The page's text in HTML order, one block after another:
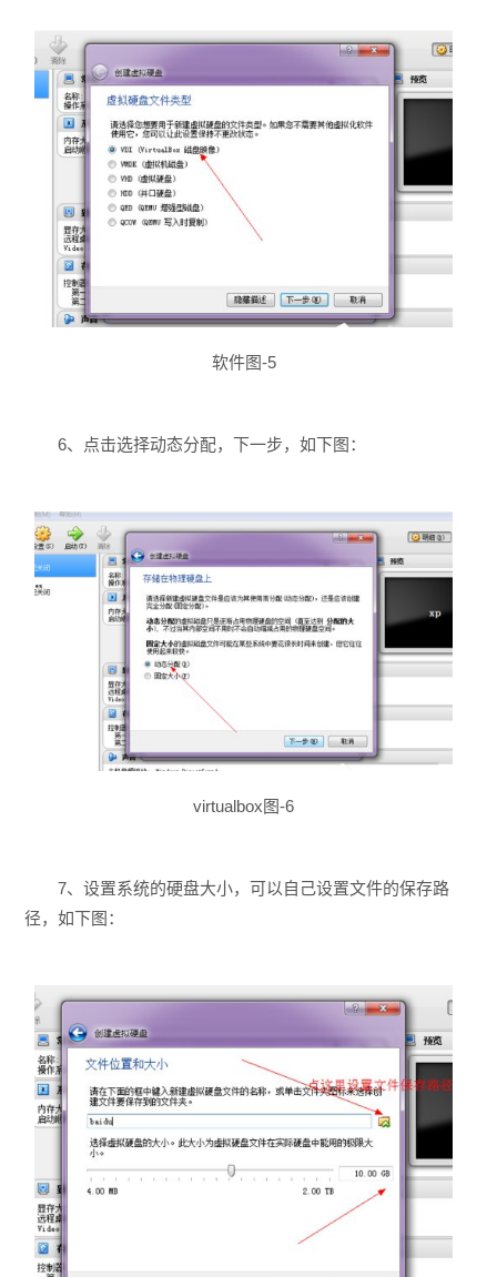
软件图-5
6、点击选择动态分配，下一步，如下图：
virtualbox图-6
7、设置系统的硬盘大小，可以自己设置文件的保存路
径，如下图：